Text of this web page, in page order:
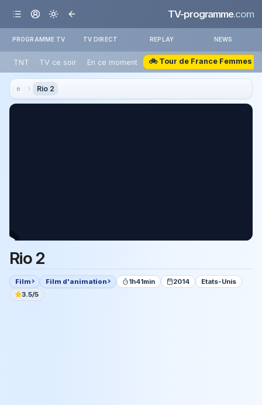
TV-programme.com
PROGRAMME TV TV DIRECT REPLAY NEWS
TNT TV ce soir En ce moment 🚲 Tour de France Femmes
Rio 2
Rio 2
Film Film d'animation 1h41min 2014
Etats-Unis
3.5/5